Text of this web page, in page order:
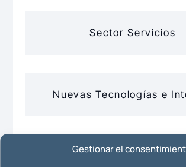
Gestionar el
Sector Servicios
Nuevas Tecnologías e
Propiedad